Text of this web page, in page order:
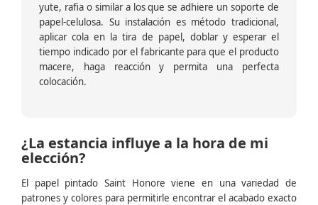
yute, rafia o similar a los que se adhiere un soporte de
papel-celulosa. Su instalación es método tradicional,
aplicar cola en la tira de papel, doblar y esperar el
tiempo indicado por el fabricante para que el producto
macere, haga reacción y permita una perfecta
colocación.
¿La estancia influye a la hora de mi
elección?
El papel pintado Saint Honore viene en una variedad de
patrones y colores para permitirle encontrar el acabado exacto